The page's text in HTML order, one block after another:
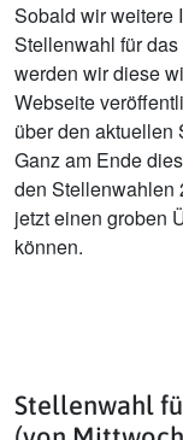
Sobald wir weitere
Stellenwahl für
werden wir diese
Webseite
über den aktuellen
Ganz am Ende
den Stellenwahlen
jetzt einen groben
können.
Stellenwahl